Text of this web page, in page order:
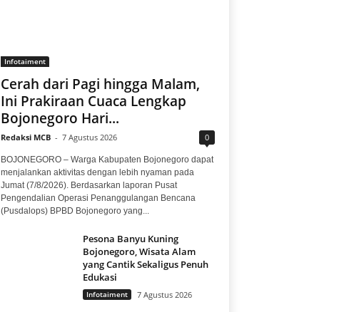
Infotaiment
Cerah dari Pagi hingga Malam,
Ini Prakiraan Cuaca Lengkap
Bojonegoro Hari...
Redaksi MCB - 7 Agustus 2026 0
BOJONEGORO – Warga Kabupaten Bojonegoro dapat
menjalankan aktivitas dengan lebih nyaman pada
Jumat (7/8/2026). Berdasarkan laporan Pusat
Pengendalian Operasi Penanggulangan Bencana
(Pusdalops) BPBD Bojonegoro yang...
Pesona Banyu Kuning
Bojonegoro, Wisata Alam
yang Cantik Sekaligus Penuh
Edukasi
Infotaiment 7 Agustus 2026